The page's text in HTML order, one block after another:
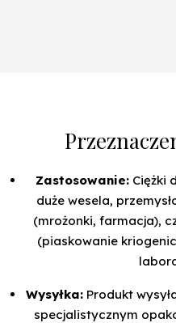
Zastosowanie:Ciężki
duże wesela,
(mrożonki, farmacja),
(piaskowanie
Wysyłka: Produkt
specjalistycznym